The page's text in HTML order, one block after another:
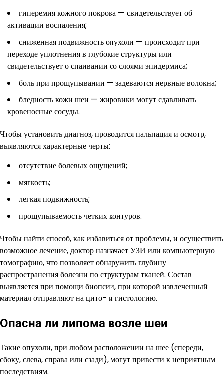
гиперемия кожного покрова — свидетельствует об
активации воспаления;
сниженная подвижность опухоли — происходит при
переходе уплотнения в глубокие структуры или
свидетельствует о спаивании со слоями эпидермиса;
боль при прощупывании — задеваются нервные волокна;
бледность кожи шеи — жировики могут сдавливать
кровеносные сосуды.
Чтобы установить диагноз, проводится пальпация и осмотр,
выявляются характерные черты:
отсутствие болевых ощущений;
мягкость;
легкая подвижность;
прощупываемость четких контуров.
Чтобы найти способ, как избавиться от проблемы, и осуществить
возможное лечение, доктор назначает УЗИ или компьютерную
томографию, что позволяет обнаружить глубину
распространения болезни по структурам тканей. Состав
выявляется при помощи биопсии, при которой извлеченный
материал отправляют на цито- и гистологию.
Опасна ли липома возле шеи
Такие опухоли, при любом расположении на шее (спереди,
сбоку, слева, справа или сзади), могут привести к неприятным
последствиям.